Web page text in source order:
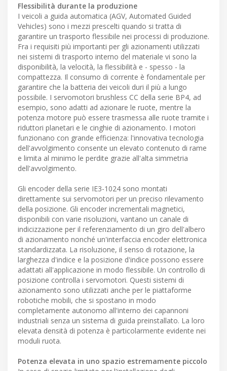
Flessibilità durante la produzione
I veicoli a guida automatica (AGV, Automated Guided
Vehicles) sono i mezzi prescelti quando si tratta di
garantire un trasporto flessibile nei processi di produzione.
Fra i requisiti più importanti per gli azionamenti utilizzati
nei sistemi di trasporto interno del materiale vi sono la
disponibilità, la velocità, la flessibilità e - spesso - la
compattezza. Il consumo di corrente è fondamentale per
garantire che la batteria dei veicoli duri il più a lungo
possibile. I servomotori brushless CC della serie BP4, ad
esempio, sono adatti ad azionare le ruote, mentre la
potenza motore può essere trasmessa alle ruote tramite i
riduttori planetari e le cinghie di azionamento. I motori
funzionano con grande efficienza: l'innovativa tecnologia
dell'avvolgimento consente un elevato contenuto di rame
e limita al minimo le perdite grazie all'alta simmetria
dell'avvolgimento.
Gli encoder della serie IE3-1024 sono montati
direttamente sui servomotori per un preciso rilevamento
della posizione. Gli encoder incrementali magnetici,
disponibili con varie risoluzioni, vantano un canale di
indicizzazione per il referenziamento di un giro dell'albero
di azionamento nonché un'interfaccia encoder elettronica
standardizzata. La risoluzione, il senso di rotazione, la
larghezza d'indice e la posizione d'indice possono essere
adattati all'applicazione in modo flessibile. Un controllo di
posizione controlla i servomotori. Questi sistemi di
azionamento sono utilizzati anche per le piattaforme
robotiche mobili, che si spostano in modo
completamente autonomo all'interno dei capannoni
industriali senza un sistema di guida preinstallato. La loro
elevata densità di potenza è particolarmente evidente nei
moduli ruota.
Potenza elevata in uno spazio estremamente piccolo